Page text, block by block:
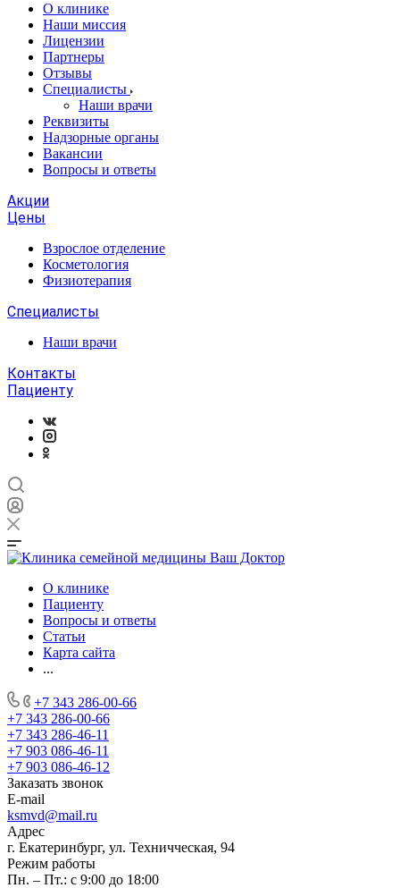
О клинике
Наши миссия
Лицензии
Партнеры
Отзывы
Специалисты
Наши врачи
Реквизиты
Надзорные органы
Вакансии
Вопросы и ответы
Акции
Цены
Взрослое отделение
Косметология
Физиотерапия
Специалисты
Наши врачи
Контакты
Пациенту
О клинике
Пациенту
Вопросы и ответы
Статьи
Карта сайта
...
+7 343 286-00-66
+7 343 286-00-66
+7 343 286-46-11
+7 903 086-46-11
+7 903 086-46-12
Заказать звонок
E-mail
ksmvd@mail.ru
Адрес
г. Екатеринбург, ул. Техничческая, 94
Режим работы
Пн. – Пт.: с 9:00 до 18:00